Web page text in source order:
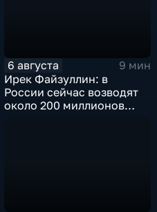
6 августа
9 мин
Ирек Файзуллин: в
России сейчас возводят
около 200 миллионов